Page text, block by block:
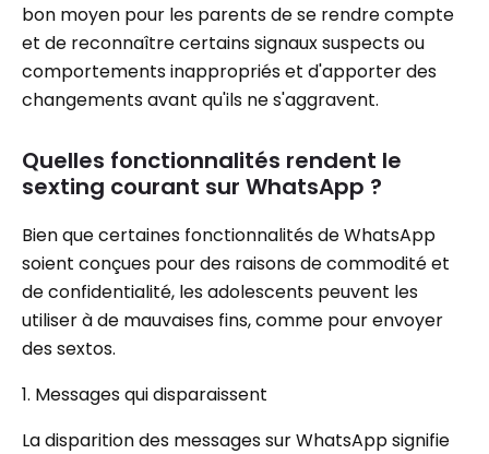
bon moyen pour les parents de se rendre compte
et de reconnaître certains signaux suspects ou
comportements inappropriés et d'apporter des
changements avant qu'ils ne s'aggravent.
Quelles fonctionnalités rendent le
sexting courant sur WhatsApp ?
Bien que certaines fonctionnalités de WhatsApp
soient conçues pour des raisons de commodité et
de confidentialité, les adolescents peuvent les
utiliser à de mauvaises fins, comme pour envoyer
des sextos.
1. Messages qui disparaissent
La disparition des messages sur WhatsApp signifie